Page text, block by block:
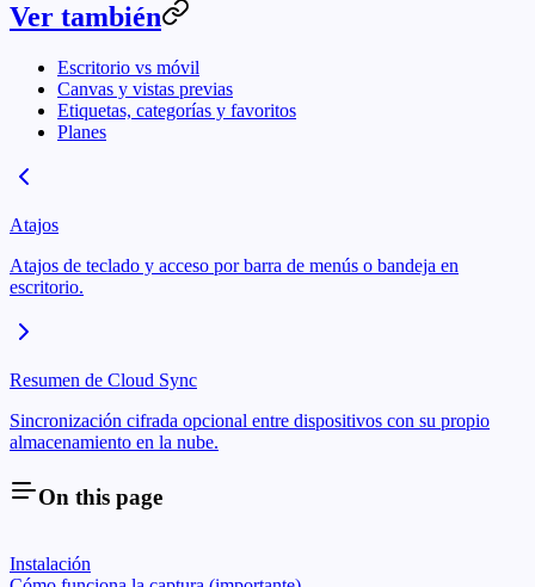
Ver también
Escritorio vs móvil
Canvas y vistas previas
Etiquetas, categorías y favoritos
Planes
Atajos
Atajos de teclado y acceso por barra de menús o bandeja en
escritorio.
Resumen de Cloud Sync
Sincronización cifrada opcional entre dispositivos con su propio
almacenamiento en la nube.
On this page
Instalación